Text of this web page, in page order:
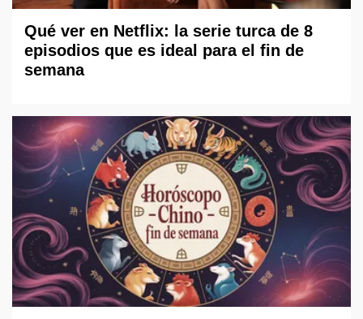
Qué ver en Netflix: la serie turca de 8
episodios que es ideal para el fin de
semana